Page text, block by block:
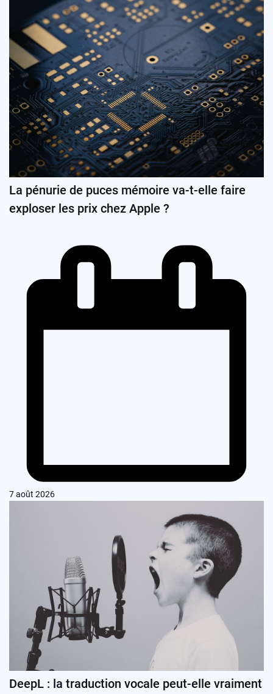
La pénurie de puces mémoire va-t-elle faire
exploser les prix chez Apple ?
7 août 2026
DeepL : la traduction vocale peut-elle vraiment